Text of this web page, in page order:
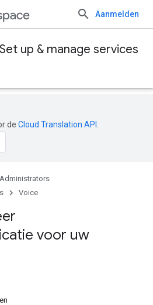
Aanmelden
Set up & manage services
de Cloud Translation API
Administrators
Voice
voor uw